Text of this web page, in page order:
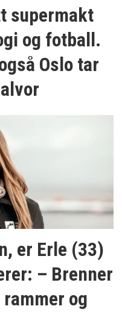
supermakt
og fotball.
Oslo tar
er Erle (33)
– Brenner
og